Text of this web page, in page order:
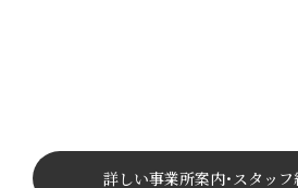
詳しい事業所案内･スタッ